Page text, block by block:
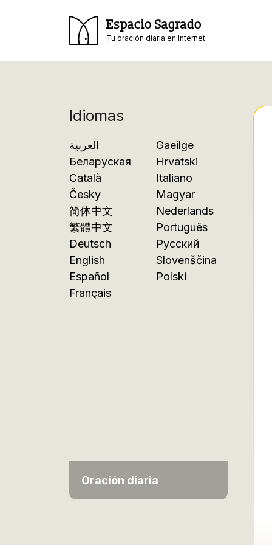
Espacio Sagrado
Tu oración diaria en Internet
Idiomas
العربية
Беларуская
Català
Česky
简体中文
繁體中文
Deutsch
English
Español
Français
Gaeilge
Hrvatski
Italiano
Magyar
Nederlands
Português
Русский
Slovenščina
Polski
Oración diaria